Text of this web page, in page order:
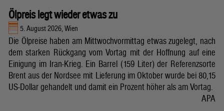
Ölpreis legt wieder etwas zu
5. August 2026, Wien
Die Ölpreise haben am Mittwochvormittag etwas zugelegt, nach
dem starken Rückgang vom Vortag mit der Hoffnung auf eine
Einigung im Iran-Krieg. Ein Barrel (159 Liter) der Referenzsorte
Brent aus der Nordsee mit Lieferung im Oktober wurde bei 80,15
US-Dollar gehandelt und damit ein Prozent höher als am Vortag.
APA